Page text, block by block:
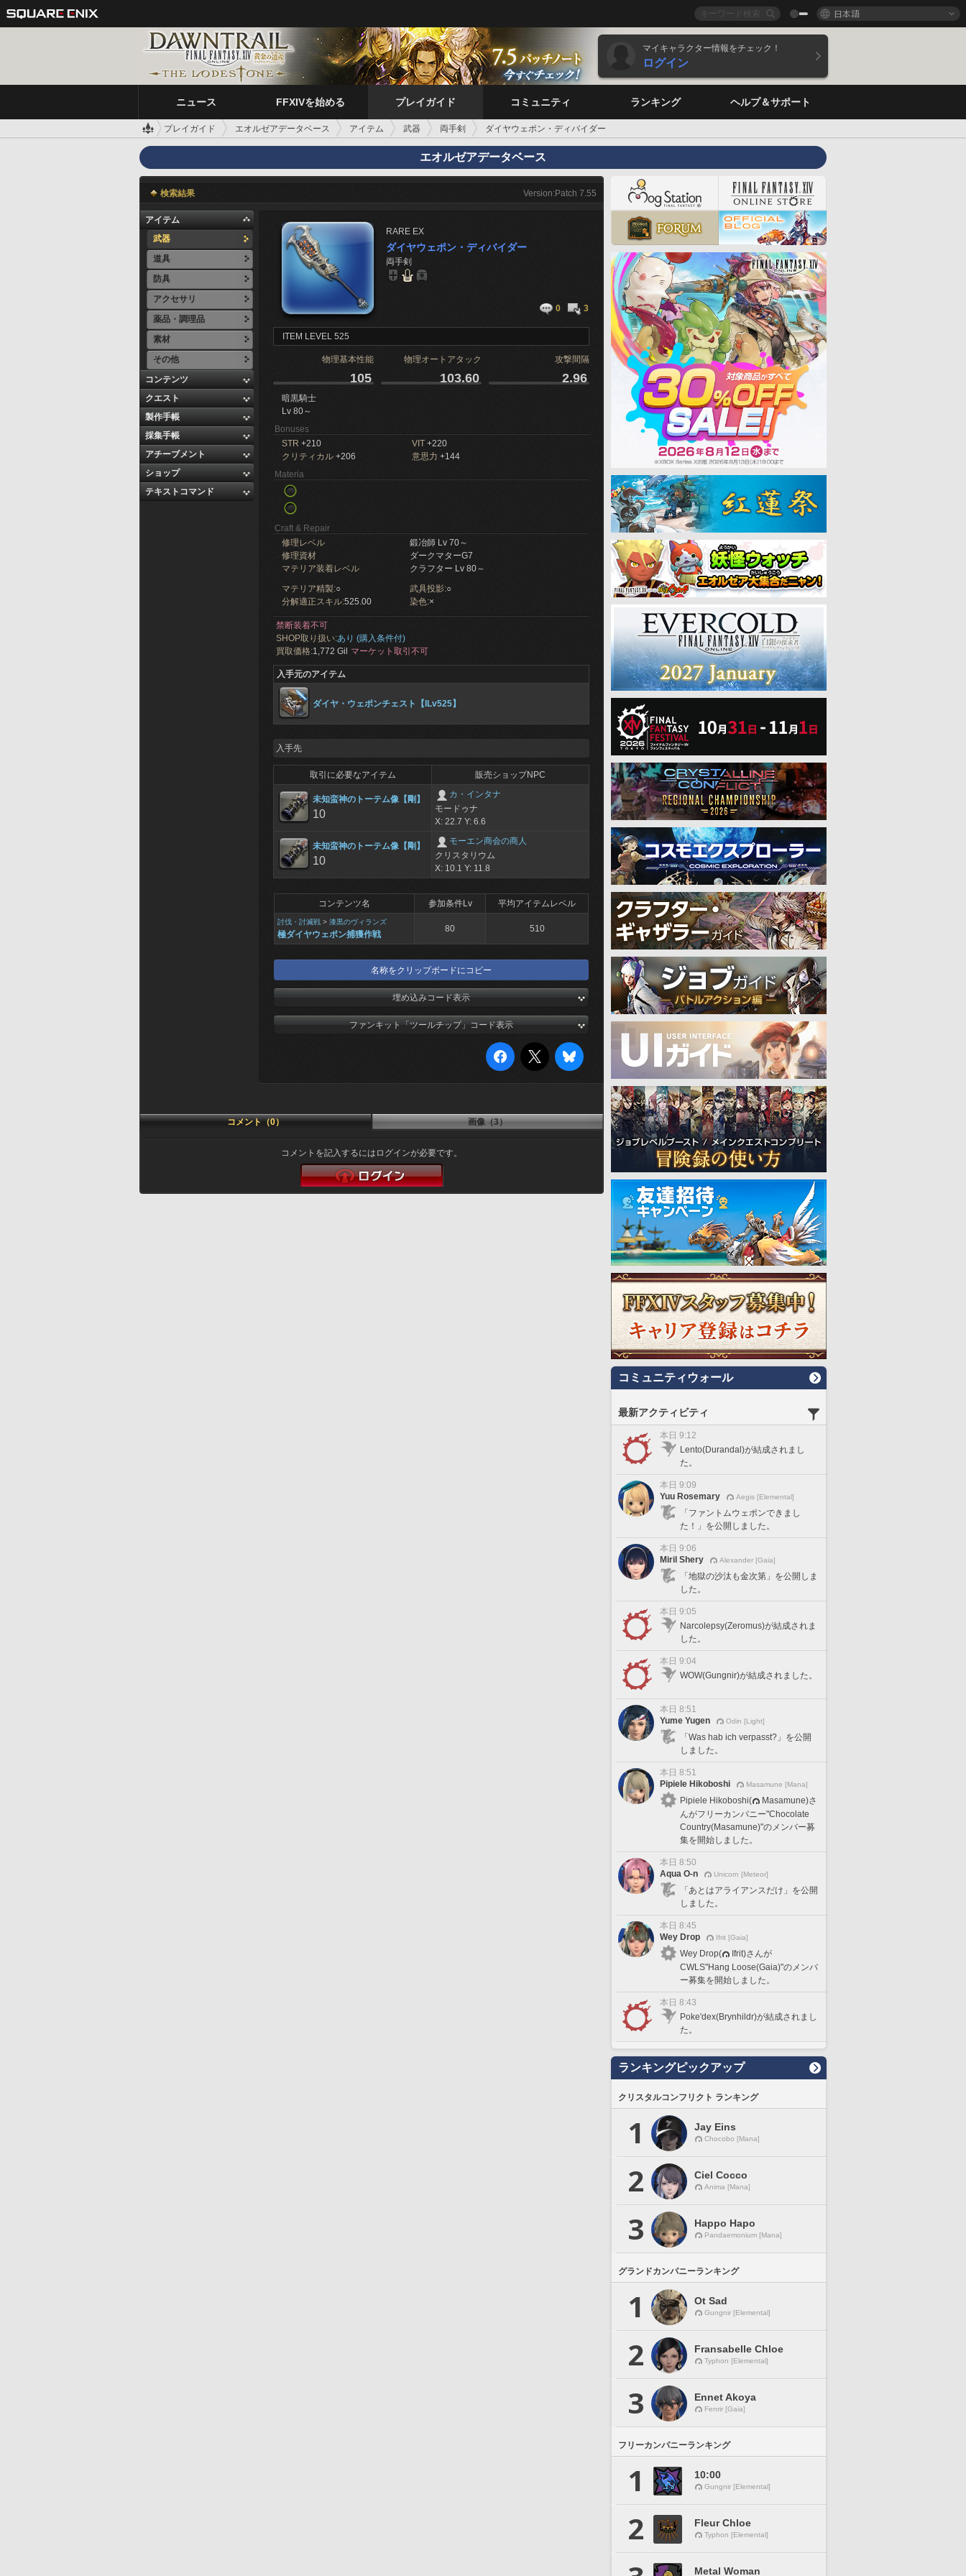
日本語
マイキャラクター情報をチェック！
ログイン
ニュース FFXIVを始める プレイガイド コミュニティ ランキング ヘルプ＆サポート
プレイガイド エオルゼアデータベース アイテム 武器 両手剣 ダイヤウェポン・ディバイダー
エオルゼアデータベース
検索結果 Version:Patch 7.55
アイテム
武器
道具
防具
アクセサリ
薬品・調理品
素材
その他
コンテンツ
クエスト
製作手帳
採集手帳
アチーブメント
ショップ
テキストコマンド
RARE EX
ダイヤウェポン・ディバイダー
両手剣
0 3
ITEM LEVEL 525
物理基本性能 物理オートアタック 攻撃間隔
105 103.60 2.96
暗黒騎士
Lv 80～
Bonuses
STR +210 VIT +220
クリティカル +206 意思力 +144
Materia
Craft & Repair
修理レベル
鍛冶師 Lv 70～
修理資材
ダークマターG7
マテリア装着レベル
クラフター Lv 80～
マテリア精製:○ 武具投影:○
分解適正スキル:525.00 染色:×
禁断装着不可
SHOP取り扱い:あり (購入条件付)
買取価格:1,772 Gil マーケット取引不可
入手元のアイテム
ダイヤ・ウェポンチェスト【ILv525】
入手先
取引に必要なアイテム 販売ショップNPC
未知蛮神のトーテム像【剛】
10
カ・インタナ
モードゥナ
X: 22.7 Y: 6.6
未知蛮神のトーテム像【剛】
10
モーエン商会の商人
クリスタリウム
X: 10.1 Y: 11.8
コンテンツ名 参加条件Lv 平均アイテムレベル
討伐・討滅戦 > 漆黒のヴィランズ
極ダイヤウェポン捕獲作戦
80 510
名称をクリップボードにコピー
埋め込みコード表示
ファンキット「ツールチップ」コード表示
コメント（0） 画像（3）
コメントを記入するにはログインが必要です。
コミュニティウォール
最新アクティビティ
本日 9:12
Lento(Durandal)が結成されまし
た。
本日 9:09
Yuu Rosemary
Aegis [Elemental]
「ファントムウェポンできまし
た！」を公開しました。
本日 9:06
Miril Shery
Alexander [Gaia]
「地獄の沙汰も金次第」を公開しま
した。
本日 9:05
Narcolepsy(Zeromus)が結成されま
した。
本日 9:04
WOW(Gungnir)が結成されました。
本日 8:51
Yume Yugen
Odin [Light]
「Was hab ich verpasst?」を公開
しました。
本日 8:51
Pipiele Hikoboshi
Masamune [Mana]
Pipiele Hikoboshi(
Masamune)さ
んがフリーカンパニー"Chocolate
Country(Masamune)"のメンバー募
集を開始しました。
本日 8:50
Aqua O-n
Unicorn [Meteor]
「あとはアライアンスだけ」を公開
しました。
本日 8:45
Wey Drop
Ifrit [Gaia]
Wey Drop(
Ifrit)さんが
CWLS"Hang Loose(Gaia)"のメンバ
ー募集を開始しました。
本日 8:43
Poke'dex(Brynhildr)が結成されまし
た。
ランキングピックアップ
クリスタルコンフリクト ランキング
1 Jay Eins
Chocobo [Mana]
2 Ciel Cocco
Anima [Mana]
3 Happo Hapo
Pandaemonium [Mana]
グランドカンパニーランキング
1 Ot Sad
Gungnir [Elemental]
2 Fransabelle Chloe
Typhon [Elemental]
3 Ennet Akoya
Fenrir [Gaia]
フリーカンパニーランキング
1 10:00
Gungnir [Elemental]
2 Fleur Chloe
Typhon [Elemental]
Metal Woman